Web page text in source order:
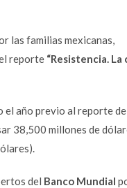
las familias mexicanas,
reporte “Resistencia. La
el año previo al reporte
38,500 millones de
del Banco Mundial